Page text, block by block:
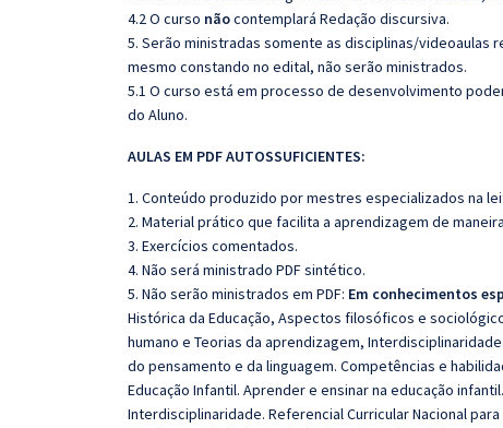
4.2 O curso nãocontemplará Redação discursiva.
5. Serão ministradas somente as disciplinas/
mesmo constando no edital, não serão ministrados.
5.1 O curso está em processo de desenvolvimento
do Aluno.
AULAS EM PDF AUTOSSUFICIENTES:
1. Conteúdo produzido por mestres especializados na
2. Material prático que facilita a aprendizagem de
3. Exercícios comentados.
4. Não será ministrado PDF sintético.
5. Não serão ministrados em PDF: Em conhecimentos
Histórica da Educação, Aspectos filosóficos e
humano e Teorias da aprendizagem,
do pensamento e da linguagem. Competências e
Educação Infantil. Aprender e ensinar na educação
Interdisciplinaridade. Referencial Curricular Nacional para